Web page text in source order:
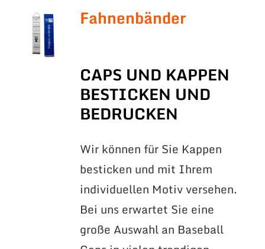
Fahnenbänder
CAPS UND KAPPEN
BESTICKEN UND
BEDRUCKEN
Wir können für Sie Kappen
besticken und mit Ihrem
individuellen Motiv versehen.
Bei uns erwartet Sie eine
große Auswahl an Baseball